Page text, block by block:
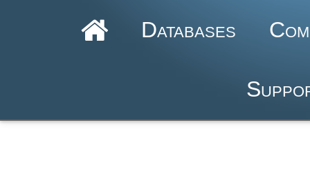
Databases